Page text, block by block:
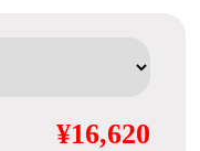
¥16,620